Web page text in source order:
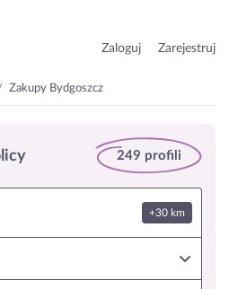
Zaloguj Zarejestruj
Zakupy Bydgoszcz
249 profili
+30 km